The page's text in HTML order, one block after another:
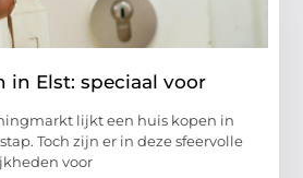
in Elst: speciaal voor
lijkt een huis kopen in
Toch zijn er in deze sfeervolle
voor